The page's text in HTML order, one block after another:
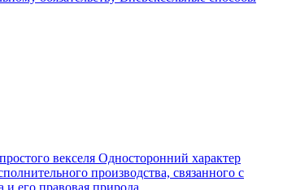
векселя Односторонний характер
производства, связанного с
и его правовая природа